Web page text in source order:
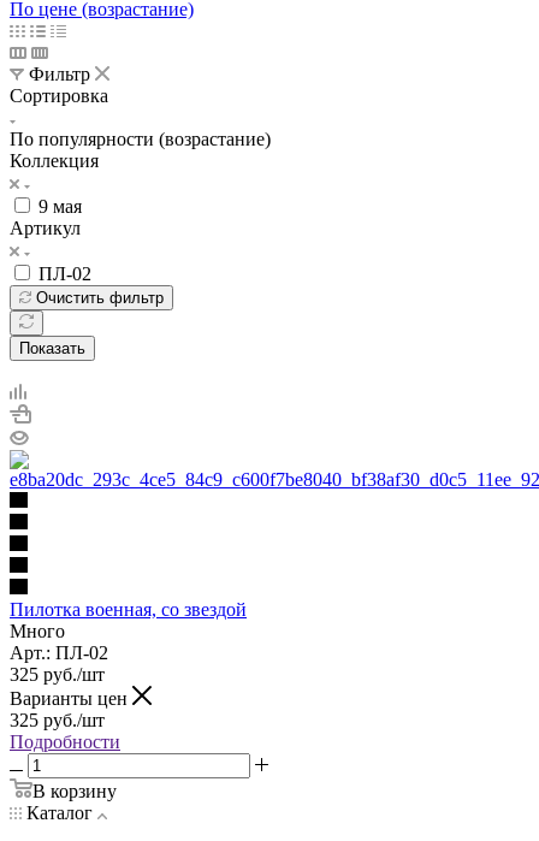
По цене (возрастание)
Фильтр
Сортировка
По популярности (возрастание)
Коллекция
9 мая
Артикул
ПЛ-02
Очистить фильтр
Показать
Пилотка военная, со звездой
Много
Арт.: ПЛ-02
325 руб./шт
Варианты цен
325 руб./шт
Подробности
В корзину
Каталог